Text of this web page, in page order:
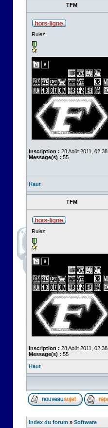
TFM
Rulez
Inscription : 28 Août 2011, 02:38
Message(s) : 55
Haut
TFM
Rulez
Inscription : 28 Août 2011, 02:38
Message(s) : 55
Haut
Index du forum » Software